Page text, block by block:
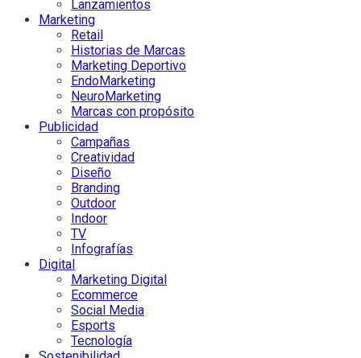
Lanzamientos
Marketing
Retail
Historias de Marcas
Marketing Deportivo
EndoMarketing
NeuroMarketing
Marcas con propósito
Publicidad
Campañas
Creatividad
Diseño
Branding
Outdoor
Indoor
TV
Infografías
Digital
Marketing Digital
Ecommerce
Social Media
Esports
Tecnología